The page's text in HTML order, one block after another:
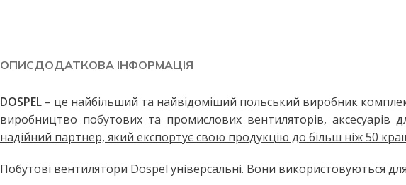
Побутові LED лампи
Філаментні лампи
Декоративні лампи
Промислові лампи
Інфрачервоні лампи
Стельові світильники
Стельові світильники з пультом
Бра та настінні світильники
Точкові світильники
Підвісні світильники
Настільні
ЛІХТАРІ
Ручні
Переносні
ОПИСДОДАТКОВА ІНФОРМАЦІЯ
DOSPEL – це найбільший та найвідоміший польський виробник
виробництво побутових та промислових вентиляторів, аксесуарів
надійний партнер, який експортує свою продукцію до більш ніж 50
Побутові вентилятори Dospel універсальні. Вони використовуються